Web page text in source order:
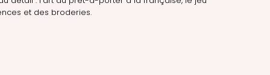
et des broderies.